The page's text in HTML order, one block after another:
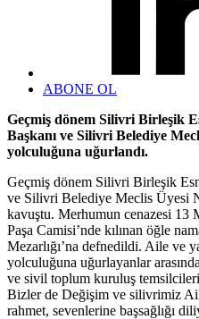
ABONE OL
Geçmiş dönem Silivri Birleşik
Başkanı ve Silivri Belediye
yolculuğuna uğurlandı.
Geçmiş dönem Silivri Birleşik
ve Silivri Belediye Meclis Üyesi
kavuştu. Merhumun cenazesi 13
Paşa Camisi’nde kılınan öğle
Mezarlığı’na defnedildi. Aile ve
yolculuğuna uğurlayanlar
ve sivil toplum kuruluş temsilcileri
Bizler de Değişim ve silivrimiz
rahmet, sevenlerine başsağlığı